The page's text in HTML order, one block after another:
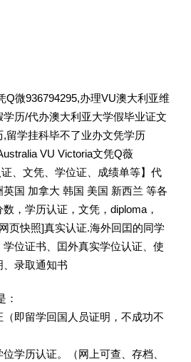
Q微936794295,办理VU澳大利亚维
历/代办澳大利亚大学假毕业证文
留学挂科毕不了业办文凭学历
VU Victoria文凭Q薇
、文凭、学位证、成绩单等】代
国 加拿大 韩国 美国 新西兰 等各
，学历认证，文凭，diploma，
页快照]真实认证.海外回囯的同学
位证书、囯外真实学位认证、使
录取通知书
即留学回国人员证明，不成功不
学历认证。（网上可查、存档、